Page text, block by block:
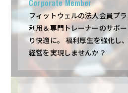
Corporate Member
フィットウェルの法人会員プラ
利用＆専門トレーナーのサポ
り快適に。 福利厚生を強化し
経営を実現しませんか？